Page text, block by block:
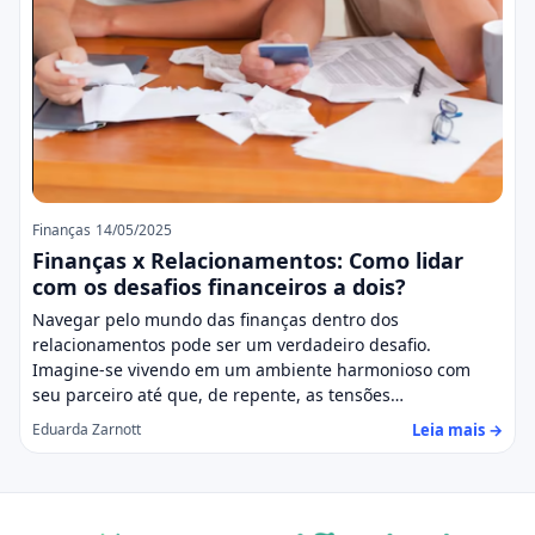
Finanças 14/05/2025
Finanças x Relacionamentos: Como lidar
com os desafios financeiros a dois?
Navegar pelo mundo das finanças dentro dos
relacionamentos pode ser um verdadeiro desafio.
Imagine-se vivendo em um ambiente harmonioso com
seu parceiro até que, de repente, as tensões…
Eduarda Zarnott Leia mais →